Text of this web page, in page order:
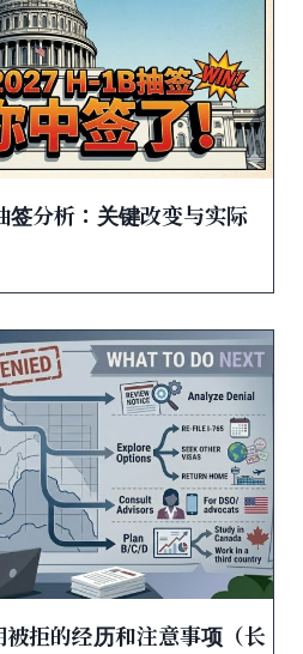
分析：关键改变与实际
拒的经历和注意事项（长